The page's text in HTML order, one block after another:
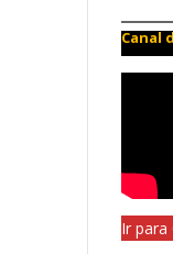
Canal
Ir para